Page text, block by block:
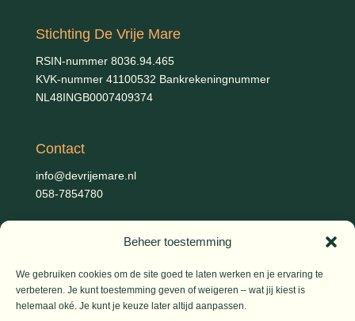
Beheer toestemming
We gebruiken cookies om de site goed te laten werken en je ervaring te
verbeteren. Je kunt toestemming geven of weigeren – wat jij kiest is
helemaal oké. Je kunt je keuze later altijd aanpassen.
Stichting De Vrije Mare
RSIN-nummer 8036.94.465
KVK-nummer 41100532 Bankrekeningnummer
NL48INGB0007409374
Contact
info@devrijemare.nl
058-7854780
Gerold Febis, Johanna Koelman, Ronald de Jong,Aart
Blom (artikelen), Iris Planting (Marieke)